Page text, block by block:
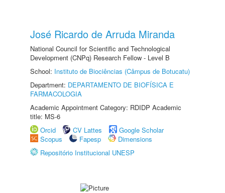
José Ricardo de Arruda Miranda
National Council for Scientific and Technological
Development (CNPq) Research Fellow - Level B
School: Instituto de Biociências (Câmpus de Botucatu)
Department: DEPARTAMENTO DE BIOFÍSICA E
FARMACOLOGIA
Academic Appointment Category: RDIDP Academic
title: MS-6
Orcid
CV Lattes
Google Scholar
Scopus
Fapesp
Dimensions
Repositório Institucional UNESP